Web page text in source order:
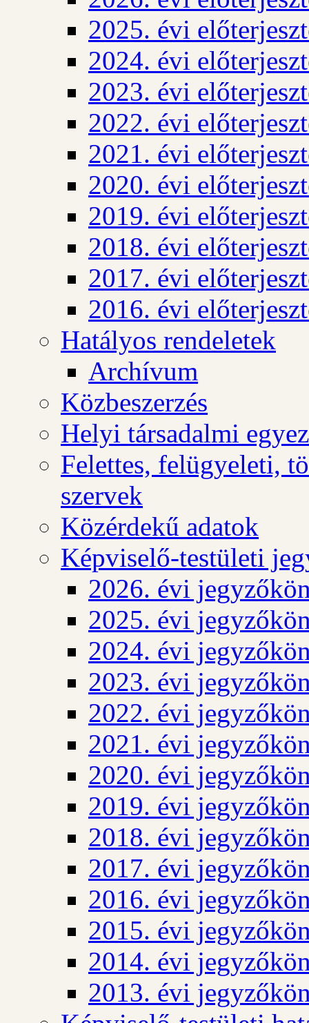
2025. évi
2024. évi
2023. évi
2022. évi
2021. évi
2020. évi
2019. évi
2018. évi
2017. évi
2016. évi
Hatályos rendeletek
Archívum
Közbeszerzés
Helyi társadalmi
Felettes, felügyeleti,
szervek
Közérdekű adatok
Képviselő-testületi
2026. évi
2025. évi
2024. évi
2023. évi
2022. évi
2021. évi
2020. évi
2019. évi
2018. évi
2017. évi
2016. évi
2015. évi
2014. évi
2013. évi